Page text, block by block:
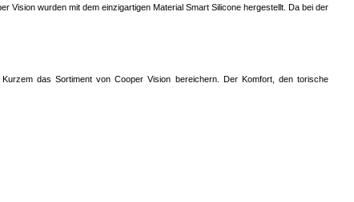
Vision wurden mit dem einzigartigen Material Smart Silicone hergestellt. Da bei der
das Sortiment von Cooper Vision bereichern. Der Komfort, den torische